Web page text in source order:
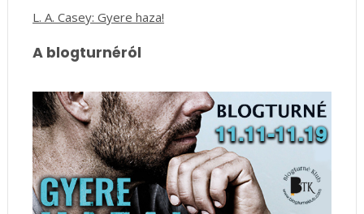
L. A. Casey: Gyere ​haza!
A blogturnéról